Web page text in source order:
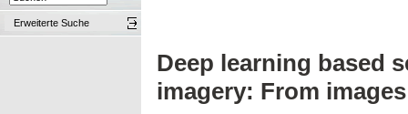
Erweiterte Suche
Deep learning based
imagery: From